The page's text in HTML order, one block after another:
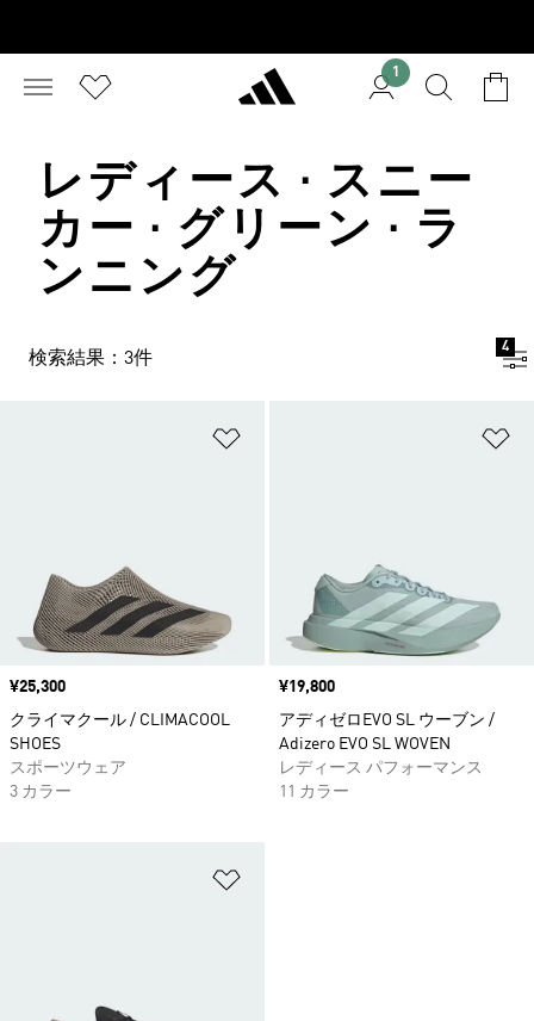
1
レディース · スニー
カー · グリーン · ラ
ンニング
検索結果：3件
4
価格
¥25,300
クライマクール / CLIMACOOL
SHOES
スポーツウェア
3 カラー
価格
¥19,800
アディゼロEVO SL ウーブン /
Adizero EVO SL WOVEN
レディース パフォーマンス
11 カラー